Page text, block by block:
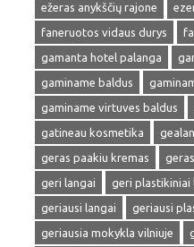
ežeras anykščių rajone
faneruotos vidaus durys
gamanta hotel palanga
gaminame baldus
gaminame virtuves baldus
gatineau kosmetika
geras paakiu kremas
geri langai
geri plastikiniai
geriausi langai
geriausi
geriausia mokykla vilniuje